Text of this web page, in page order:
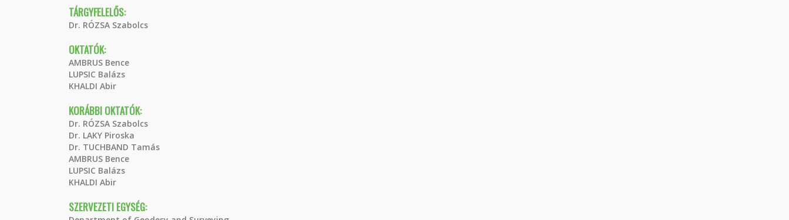
TÁRGYFELELŐS:
Dr. RÓZSA Szabolcs
OKTATÓK:
AMBRUS Bence
LUPSIC Balázs
KHALDI Abir
KORÁBBI OKTATÓK:
Dr. RÓZSA Szabolcs
Dr. LAKY Piroska
Dr. TUCHBAND Tamás
AMBRUS Bence
LUPSIC Balázs
KHALDI Abir
SZERVEZETI EGYSÉG: